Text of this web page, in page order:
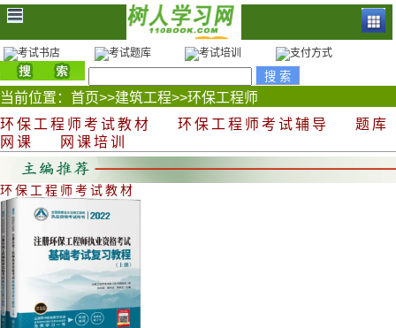
当前位置： 首页>>建筑工程>>环保工程师
环保工程师考试教材
环保工程师考试辅导
题库
网课
网课培训
环保工程师考试教材